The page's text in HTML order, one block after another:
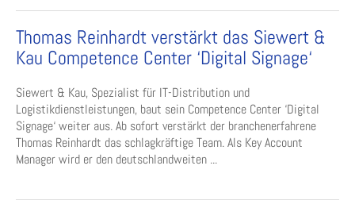
Thomas Reinhardt verstärkt das Siewert &
Kau Competence Center ‘Digital Signage‘
Siewert & Kau, Spezialist für IT-Distribution und
Logistikdienstleistungen, baut sein Competence Center ‘Digital
Signage‘ weiter aus. Ab sofort verstärkt der branchenerfahrene
Thomas Reinhardt das schlagkräftige Team. Als Key Account
Manager wird er den deutschlandweiten ...